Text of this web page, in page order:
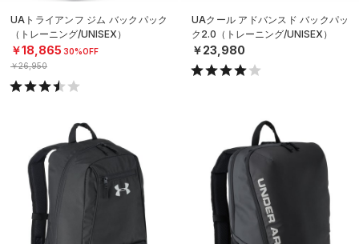
UAトライアンフ ジム バックパック
（トレーニング/UNISEX）
￥18,865 30%OFF
￥26,950
UAクール アドバンスド バックパッ
ク2.0（トレーニング/UNISEX）
￥23,980